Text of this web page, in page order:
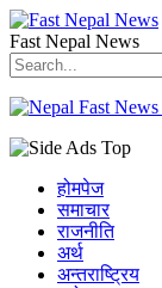
Fast Nepal News
होमपेज
समाचार
राजनीति
अर्थ
अन्तराष्ट्रिय